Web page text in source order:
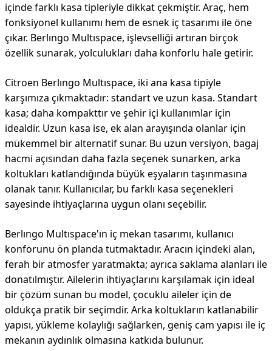
içinde farklı kasa tipleriyle dikkat çekmiştir. Araç, hem
fonksiyonel kullanımı hem de esnek iç tasarımı ile öne
çıkar. Berlıngo Multıspace, işlevselliği artıran birçok
özellik sunarak, yolculukları daha konforlu hale getirir.
Citroen Berlıngo Multıspace, iki ana kasa tipiyle
karşımıza çıkmaktadır: standart ve uzun kasa. Standart
kasa; daha kompakttır ve şehir içi kullanımlar için
idealdir. Uzun kasa ise, ek alan arayışında olanlar için
mükemmel bir alternatif sunar. Bu uzun versiyon, bagaj
hacmi açısından daha fazla seçenek sunarken, arka
koltukları katlandığında büyük eşyaların taşınmasına
olanak tanır. Kullanıcılar, bu farklı kasa seçenekleri
sayesinde ihtiyaçlarına uygun olanı seçebilir.
Berlıngo Multıspace'ın iç mekan tasarımı, kullanıcı
konforunu ön planda tutmaktadır. Aracın içindeki alan,
ferah bir atmosfer yaratmakta; ayrıca saklama alanları ile
donatılmıştır. Ailelerin ihtiyaçlarını karşılamak için ideal
bir çözüm sunan bu model, çocuklu aileler için de
oldukça pratik bir seçimdir. Arka koltukların katlanabilir
yapısı, yükleme kolaylığı sağlarken, geniş cam yapısı ile iç
mekanın aydınlık olmasına katkıda bulunur.